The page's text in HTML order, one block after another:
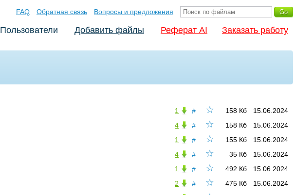
FAQ Обратная связь Вопросы и предложения
Пользователи Добавить файлы Реферат AI Заказать работу
☆
# 15.06.2024
158 Кб
1
☆
# 15.06.2024
158 Кб
4
☆
# 15.06.2024
155 Кб
1
☆
# 15.06.2024
35 Кб
4
☆
# 15.06.2024
492 Кб
1
☆
# 15.06.2024
475 Кб
2